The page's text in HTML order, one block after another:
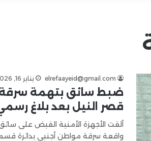
elrefaayeid@gmail.com يناير 16, 2026
ضبط سائق بتهمة
قصر النيل بعد بلاغ
ألقت الأجهزة الأمنية القبض على
واقعة سرقة مواطن أجنبي بدائرة